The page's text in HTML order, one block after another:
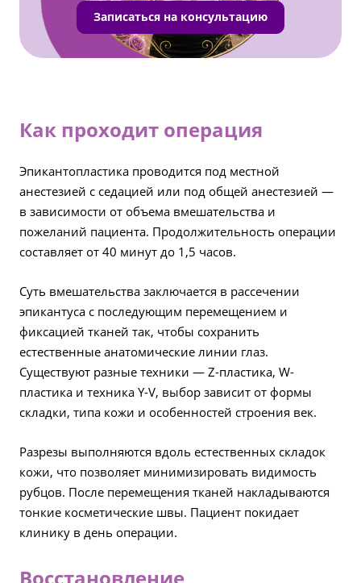
Записаться на консультацию
Как проходит операция
Эпикантопластика проводится под местной
анестезией с седацией или под общей анестезией —
в зависимости от объема вмешательства и
пожеланий пациента. Продолжительность операции
составляет от 40 минут до 1,5 часов.
Суть вмешательства заключается в рассечении
эпикантуса с последующим перемещением и
фиксацией тканей так, чтобы сохранить
естественные анатомические линии глаз.
Существуют разные техники — Z-пластика, W-
пластика и техника Y-V, выбор зависит от формы
складки, типа кожи и особенностей строения век.
Разрезы выполняются вдоль естественных складок
кожи, что позволяет минимизировать видимость
рубцов. После перемещения тканей накладываются
тонкие косметические швы. Пациент покидает
клинику в день операции.